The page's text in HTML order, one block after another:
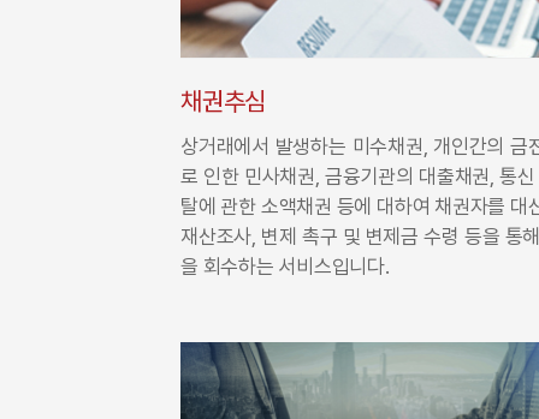
채권추심
상거래에서 발생하는 미수채권, 개인간의 금
로 인한 민사채권, 금융기관의 대출채권, 통
탈에 관한 소액채권 등에 대하여 채권자를 대
재산조사, 변제 촉구 및 변제금 수령 등을 통
을 회수하는 서비스입니다.